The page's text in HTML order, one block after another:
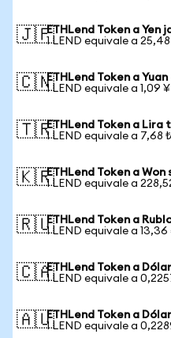
🇯🇵ETHLend Token a Yen
1 LEND equivale a
🇨🇳ETHLend Token a
1 LEND equivale a 1,09 ¥
🇹🇷ETHLend Token a Lira
1 LEND equivale a 7,68 ₺
🇰🇷ETHLend Token a
1 LEND equivale a
🇷🇺ETHLend Token a
1 LEND equivale a 13,36
🇨🇦ETHLend Token a
1 LEND equivale a
🇦🇺ETHLend Token a
1 LEND equivale a